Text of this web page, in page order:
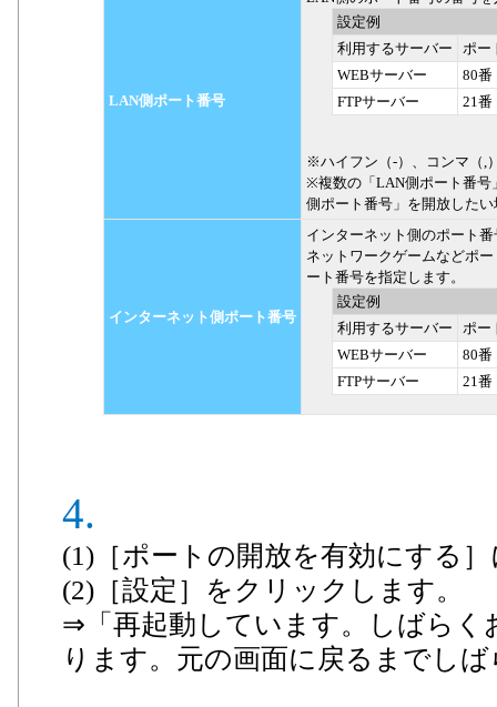
LAN側ポート番号
設定例
利用するサーバー
ポー
WEBサーバー
80番
FTPサーバー
21番
※ハイフン（-）、コンマ（,
※複数の「LAN側ポート番号
側ポート番号」を開放した
インターネット側ポート番号
インターネット側のポート
ネットワークゲームなどポ
ート番号を指定します。
設定例
利用するサーバー
ポー
WEBサーバー
80番
FTPサーバー
21番
(1)［ポートの開放を有効にする
(2)［設定］をクリックします。
⇒「再起動しています。しばらく
ります。元の画面に戻るまでし